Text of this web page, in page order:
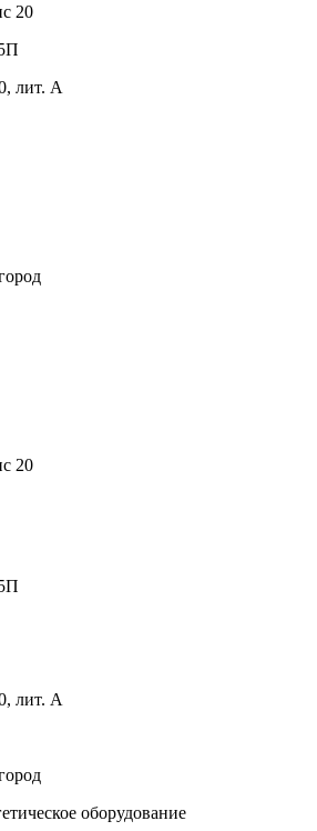
20
лит. А
20
лит. А
оборудование